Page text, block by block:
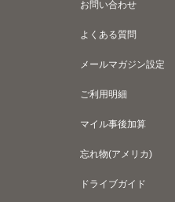
お問い合わせ
よくある質問
メールマガジン設定
ご利用明細
マイル事後加算
忘れ物(アメリカ)
ドライブガイド